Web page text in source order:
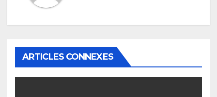
ARTICLES CONNEXES